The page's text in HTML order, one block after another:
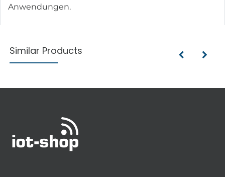
Anwendungen.
Similar Products